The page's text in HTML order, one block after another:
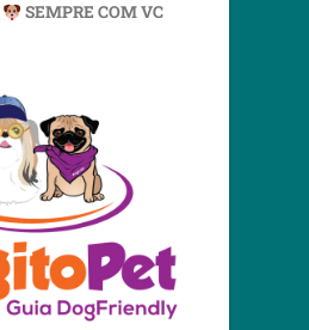
SEMPRE COM VC